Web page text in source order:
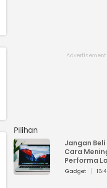
Pilihan
Jangan Beli
Cara
Performa
Harus Beli
Gadget